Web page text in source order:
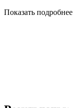
Показать подробнее